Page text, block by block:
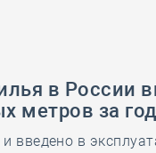
в России
метров за год
введено в